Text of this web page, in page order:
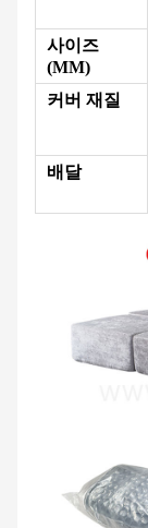
사이즈
(MM)
커버 재질
배달